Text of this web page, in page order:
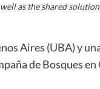
as the shared
Aires (UBA) y
de Bosques en